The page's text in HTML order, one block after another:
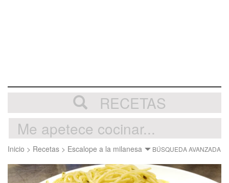
RECETAS
Inicio > Recetas > Escalope a la milanesa BÚSQUEDA AVANZADA